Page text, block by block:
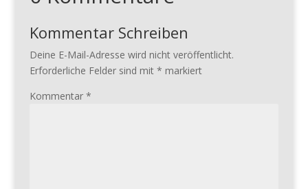
Kommentar Schreiben
Deine E-Mail-Adresse wird nicht veröffentlicht.
Erforderliche Felder sind mit * markiert
Kommentar *